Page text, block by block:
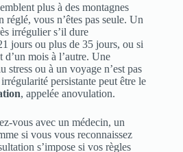
plus à des montagnes
réglé, vous n’êtes pas seule. Un
irrégulier s’il dure
jours ou plus de 35 jours, ou si
d’un mois à l’autre. Une
stress ou à un voyage n’est pas
persistante peut être le
, appelée anovulation.
vous avec un médecin, un
si vous vous reconnaissez
s’impose si vos règles